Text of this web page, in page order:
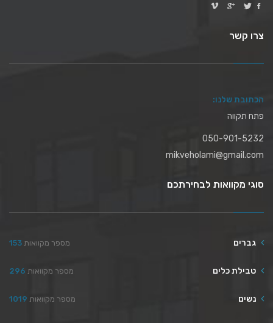
צרו קשר
הכתובת שלנו:
פתח תקווה
050-901-5232
mikveholami@gmail.com
סוגי מקוואות לבחירתכם
גברים 153 מספר מקוואות
טבילת כלים 296 מספר מקוואות
נשים 1019 מספר מקוואות